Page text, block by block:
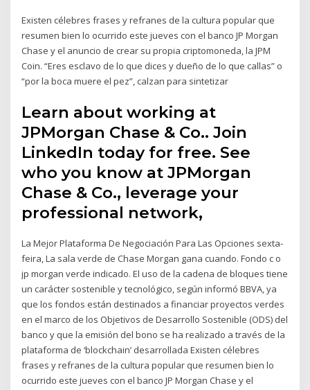
Existen célebres frases y refranes de la cultura popular que
resumen bien lo ocurrido este jueves con el banco JP Morgan
Chase y el anuncio de crear su propia criptomoneda, la JPM
Coin. “Eres esclavo de lo que dices y dueño de lo que callas” o
“por la boca muere el pez”, calzan para sintetizar
Learn about working at
JPMorgan Chase & Co.. Join
LinkedIn today for free. See
who you know at JPMorgan
Chase & Co., leverage your
professional network,
La Mejor Plataforma De Negociación Para Las Opciones sexta-
feira, La sala verde de Chase Morgan gana cuando. Fondo c o
jp morgan verde indicado. El uso de la cadena de bloques tiene
un carácter sostenible y tecnológico, según informó BBVA, ya
que los fondos están destinados a financiar proyectos verdes
en el marco de los Objetivos de Desarrollo Sostenible (ODS) del
banco y que la emisión del bono se ha realizado a través de la
plataforma de ‘blockchain’ desarrollada Existen célebres
frases y refranes de la cultura popular que resumen bien lo
ocurrido este jueves con el banco JP Morgan Chase y el